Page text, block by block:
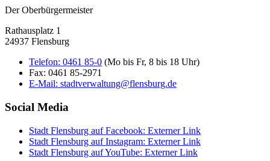
Der Oberbürgermeister
Rathausplatz 1
24937 Flensburg
Telefon: 0461 85-0 (Mo bis Fr, 8 bis 18 Uhr)
Fax: 0461 85-2971
E-Mail: stadtverwaltung@flensburg.de
Social Media
Stadt Flensburg auf Facebook: Externer Link
Stadt Flensburg auf Instagram: Externer Link
Stadt Flensburg auf YouTube: Externer Link